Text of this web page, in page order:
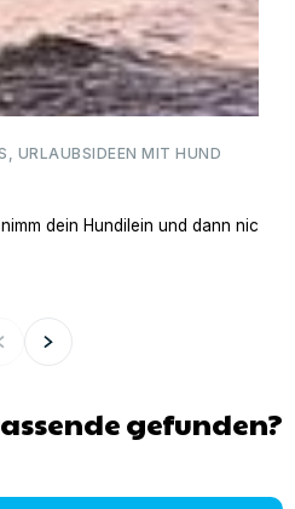
URLAUBSIDEEN MIT HUND
dein Hundilein und dann nichts
gefunden?